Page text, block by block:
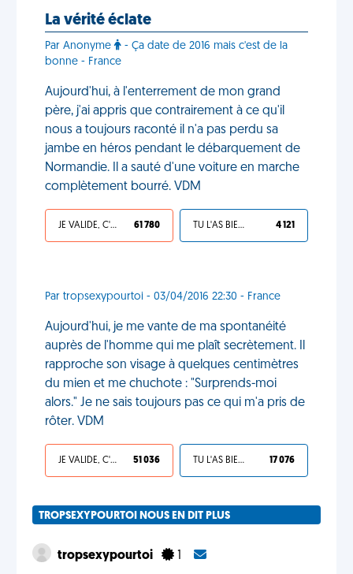
La vérité éclate
Par Anonyme
- Ça date de 2016 mais c'est de la
bonne - France
Aujourd'hui, à l'enterrement de mon grand
père, j'ai appris que contrairement à ce qu'il
nous a toujours raconté il n'a pas perdu sa
jambe en héros pendant le débarquement de
Normandie. Il a sauté d'une voiture en marche
complètement bourré. VDM
JE VALIDE, C'EST UNE VDM 61 780 TU L'AS BIEN MÉRITÉ 4 121
Par tropsexypourtoi - 03/04/2016 22:30 - France
Aujourd'hui, je me vante de ma spontanéité
auprès de l'homme qui me plaît secrètement. Il
rapproche son visage à quelques centimètres
du mien et me chuchote : "Surprends-moi
alors." Je ne sais toujours pas ce qui m'a pris de
rôter. VDM
JE VALIDE, C'EST UNE VDM 51 036 TU L'AS BIEN MÉRITÉ 17 076
TROPSEXYPOURTOI NOUS EN DIT PLUS
tropsexypourtoi